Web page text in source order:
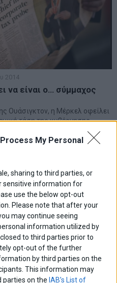
My Personal
sharing to third parties, or
sensitive information for
use the below opt-out
Please note that after your
may continue seeing
information utilized by
to third parties prior to
opt-out of the further
by third parties on the
This information may
parties on the IAB’s List of
2014
να είναι ο… σύμμαχος
Ουάσιγκτον, η Μέρκελ οφείλει
τάση της κυβέρνησης